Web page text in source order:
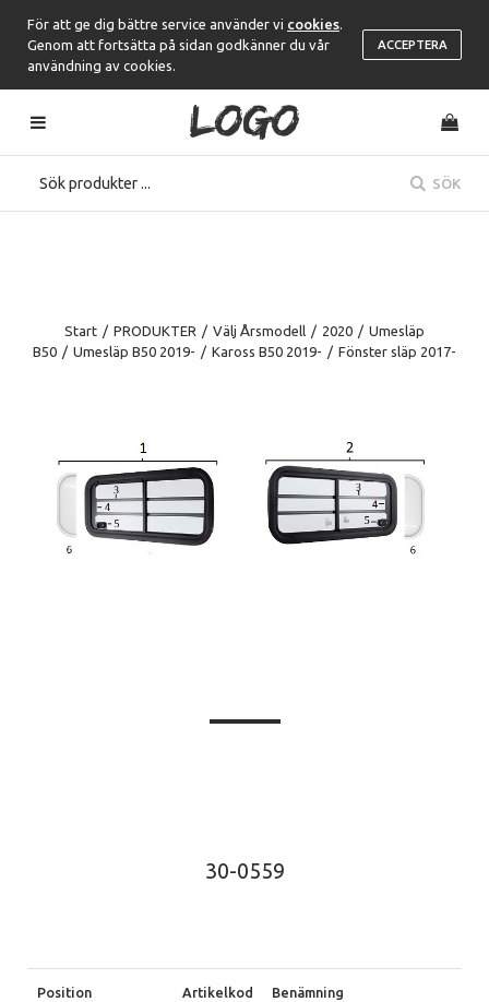
För att ge dig bättre service använder vi cookies
Genom att fortsätta på sidan godkänner du vår
användning av cookies.
ACCEPTERA
SÖK
Start / PRODUKTER / Välj Årsmodell / 2020 / Umesläp
B50 / Umesläp B50 2019- / Kaross B50 2019- / Fönster släp 2017-
30-0559
Position Artikelkod Benämning